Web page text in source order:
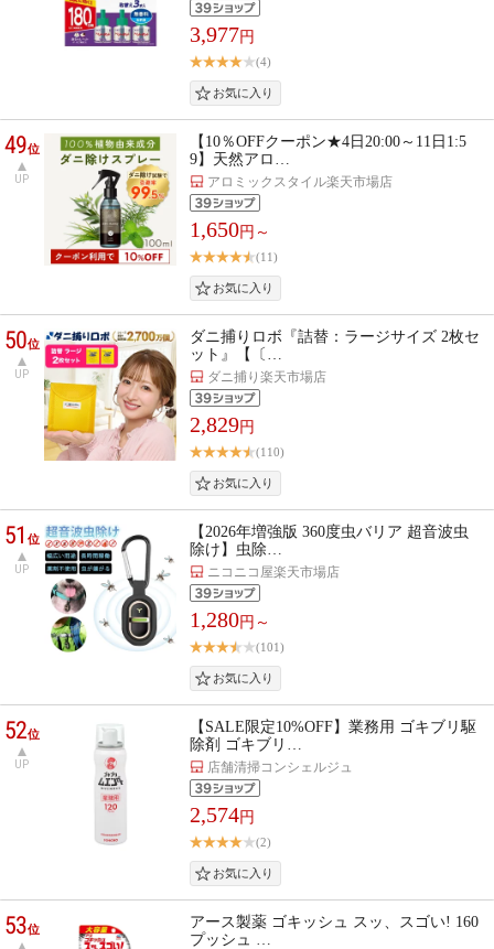
3,977円
(4)
49位
UP
【10％OFFクーポン★4日20:00～11日1:5
9】天然アロ…
アロミックスタイル楽天市場店
1,650円～
(11)
50位
UP
ダニ捕りロボ『詰替：ラージサイズ 2枚セ
ット』【〔…
ダニ捕り楽天市場店
2,829円
(110)
51位
UP
【2026年増強版 360度虫バリア 超音波虫
除け】虫除…
ニコニコ屋楽天市場店
1,280円～
(101)
52位
UP
【SALE限定10%OFF】業務用 ゴキブリ駆
除剤 ゴキブリ…
店舗清掃コンシェルジュ
2,574円
(2)
53位
アース製薬 ゴキッシュ スッ、スゴい! 160
プッシュ …